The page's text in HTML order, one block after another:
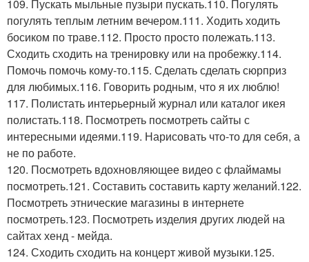
109. Пускать мыльные пузыри пускать.110. Погулять
погулять теплым летним вечером.111. Ходить ходить
босиком по траве.112. Просто просто полежать.113.
Сходить сходить на тренировку или на пробежку.114.
Помочь помочь кому-то.115. Сделать сделать сюрприз
для любимых.116. Говорить родным, что я их люблю!
117. Полистать интерьерный журнал или каталог икея
полистать.118. Посмотреть посмотреть сайты с
интересными идеями.119. Нарисовать что-то для себя, а
не по работе.
120. Посмотреть вдохновляющее видео с флаймамы
посмотреть.121. Составить составить карту желаний.122.
Посмотреть этнические магазины в интернете
посмотреть.123. Посмотреть изделия других людей на
сайтах хенд - мейда.
124. Сходить сходить на концерт живой музыки.125.